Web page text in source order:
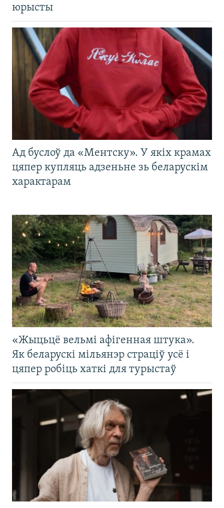
юрысты
Ад буслоў да «Ментску». У якіх крамах
цяпер купляць адзеньне зь беларускім
характарам
«Жыцьцё вельмі афігенная штука».
Як беларускі мільянэр страціў усё і
цяпер робіць хаткі для турыстаў